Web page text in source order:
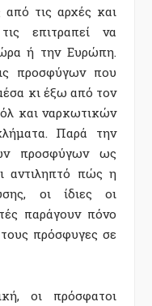
τις αρχές και
επιτραπεί να
ή την Ευρώπη.
προσφύγων που
κι έξω από τον
και ναρκωτικών
Παρά την
προσφύγων ως
αντιληπτό πώς η
οι ίδιες οι
παράγουν πόνο
πρόσφυγες σε
οι πρόσφατοι